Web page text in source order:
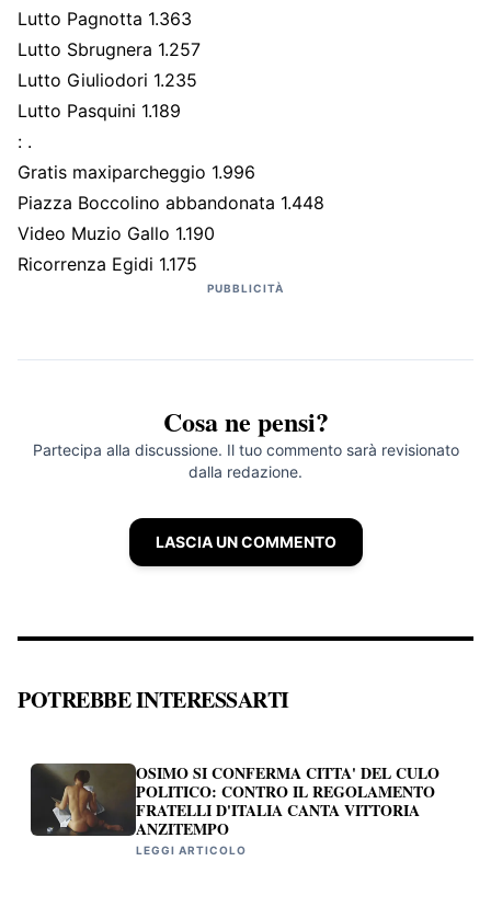
Lutto Pagnotta 1.363
Lutto Sbrugnera 1.257
Lutto Giuliodori 1.235
Lutto Pasquini 1.189
: .
Gratis maxiparcheggio 1.996
Piazza Boccolino abbandonata 1.448
Video Muzio Gallo 1.190
Ricorrenza Egidi 1.175
PUBBLICITÀ
Cosa ne pensi?
Partecipa alla discussione. Il tuo commento sarà revisionato
dalla redazione.
LASCIA UN COMMENTO
POTREBBE INTERESSARTI
OSIMO SI CONFERMA CITTA' DEL CULO
POLITICO: CONTRO IL REGOLAMENTO
FRATELLI D'ITALIA CANTA VITTORIA
ANZITEMPO
LEGGI ARTICOLO